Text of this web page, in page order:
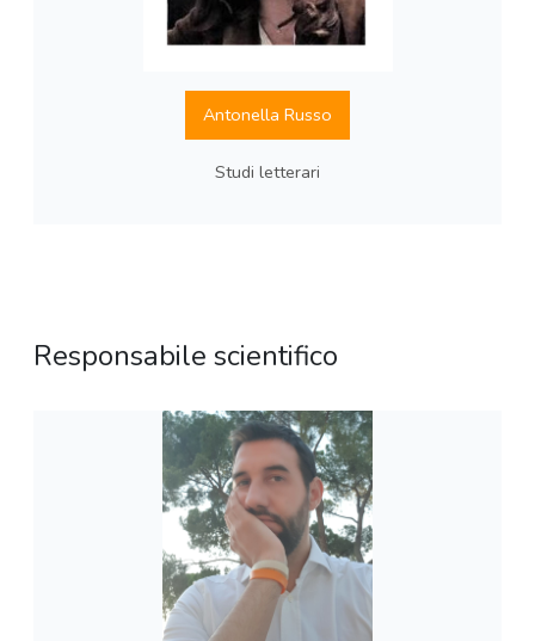
Antonella Russo
Studi letterari
Responsabile scientifico